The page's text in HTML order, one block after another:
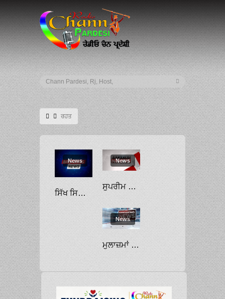
ਰਹਤ
News
ਸਿੱਖ ਸਿਧਾਂਤ ਦੀ ਮਜ਼ਬੂਤੀ ਲਈ ਰਹਿਤ ਮਰਿਆਦਾ ਲਾਗੂ ਕਰਨ ਦਾ ਸੱਦਾ
News
ਸੁਪਰੀਮ ਕੋਰਟ ਵੱਲੋਂ ਏਕਨਾਥ ਸ਼ਿੰਦੇ ਗਰੁੱਪ ਨੂੰ ਰਾਹਤ; ਚੋਣ ਕਮਿਸ਼ਨ ਦੀ ਕਾਰਵਾਈ ’ਤੇ ਰੋਕ ਲਾਉਣ ਤੋਂ ਇਨਕਾਰ
News
ਮੁਲਾਜ਼ਮਾਂ ਲਈ ਵੱਡੀ ਰਾਹਤ: ਭਗਵੰਤ ਮਾਨ ਵੱਲੋਂ ਪੁਰਾਣੀ ਪੈਨਸ਼ਨ ਸਕੀਮ ਬਹਾਲ ਕਰਨ ਬਾਰੇ ਵਿਚਾਰ ਕਰਨ ਦਾ ਐਲਾਨ